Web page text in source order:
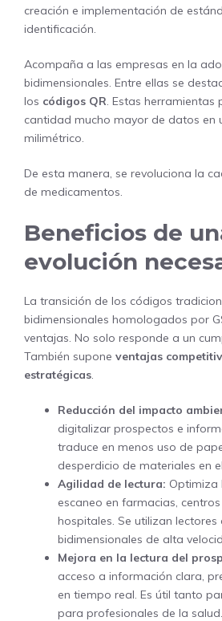
creación e implementación de
identificación.
Acompaña a las empresas en la
bidimensionales. Entre ellas se
los códigos QR. Estas herramientas
cantidad mucho mayor de datos en
milimétrico.
De esta manera, se revoluciona la
de medicamentos.
Beneficios de
evolución
La transición de los códigos
bidimensionales homologados por
ventajas. No solo responde a un
También supone ventajas
estratégicas.
Reducción del impacto
digitalizar prospectos e
traduce en menos uso de
desperdicio de materiales en
Agilidad de lectura: Optimiza
escaneo en farmacias,
hospitales. Se utilizan lectores
bidimensionales de alta
Mejora en la lectura del
acceso a información clara,
en tiempo real. Es útil tanto
para profesionales de la salud.